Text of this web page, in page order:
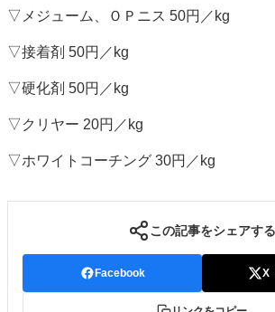
案内
発刊案内
JFPI印刷用語集
運営
会社案内
購読・購入申し込み
お問い合わせ
▽メジューム、ＯＰニス 50円／kg
▽接着剤 50円／kg
▽硬化剤 50円／kg
▽クリヤー 20円／kg
▽ホワイトコーチング 30円／kg
この記事をシェアする
Facebook X